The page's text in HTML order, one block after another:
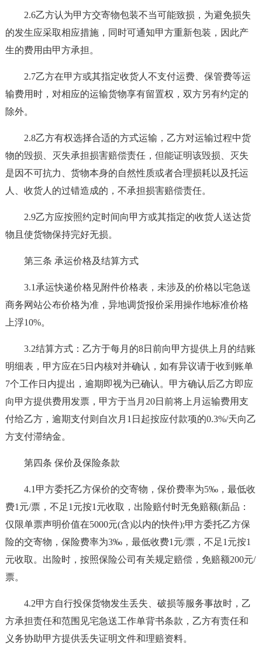
2.6乙方认为甲方交寄物包装不当可能致损，为避免损失
的发生应采取相应措施，同时可通知甲方重新包装，因此产
生的费用由甲方承担。
2.7乙方在甲方或其指定收货人不支付运费、保管费等运
输费用时，对相应的运输货物享有留置权，双方另有约定的
除外。
2.8乙方有权选择合适的方式运输，乙方对运输过程中货
物的毁损、灭失承担损害赔偿责任，但能证明该毁损、灭失
是因不可抗力、货物本身的自然性质或者合理损耗以及托运
人、收货人的过错造成的，不承担损害赔偿责任。
2.9乙方应按照约定时间向甲方或其指定的收货人送达货
物且使货物保持完好无损。
第三条 承运价格及结算方式
3.1承运快递价格见附件价格表，未涉及的价格以宅急送
商务网站公布价格为准，异地调货报价采用操作地标准价格
上浮10%。
3.2结算方式：乙方于每月的8日前向甲方提供上月的结账
明细表，甲方应在5日内核对并确认，如有异议请于收到账单
7个工作日内提出，逾期即视为已确认。甲方确认后乙方即应
向甲方提供费用发票，甲方于当月20日前将上月运输费用支
付给乙方，逾期支付则自次月1日起按应付款项的0.3%/天向乙
方支付滞纳金。
第四条 保价及保险条款
4.1甲方委托乙方保价的交寄物，保价费率为5‰，最低收
费1元/票，不足1元按1元收取，出险赔付时无免赔额(新品：
仅限单票声明价值在5000元(含)以内的快件);甲方委托乙方保
险的交寄物，保险费率为3‰，最低收费1元/票，不足1元按1
元收取。出险时，按照保险公司有关规定赔偿，免赔额200元/
票。
4.2甲方自行投保货物发生丢失、破损等服务事故时，乙
方承担责任和范围见宅急送工作单背书条款，乙方有责任和
义务协助甲方提供丢失证明文件和理赔资料。